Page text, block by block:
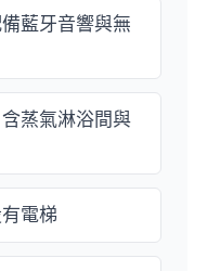
藍牙音響與無
蒸氣淋浴間與
電梯